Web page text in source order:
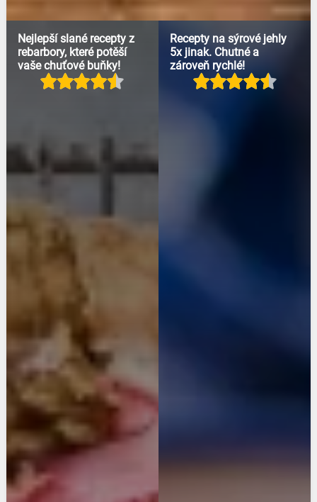
Nejlepší slané recepty z
rebarbory, které potěší
vaše chuťové buňky!
Recepty na sýrové jehly
5x jinak. Chutné a
zároveň rychlé!